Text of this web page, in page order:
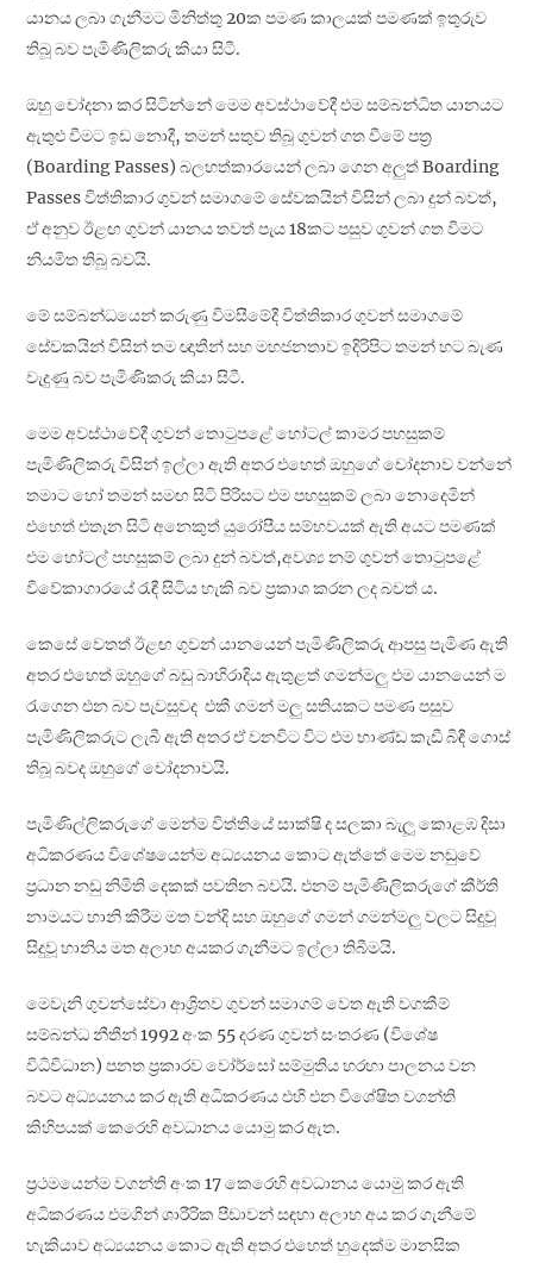
යානය ලබා ගැනීමට මිනිත්තු 20ක පමණ කාලයක් පමණක් ඉතුරුව
තිබූ බව පැමිණිලිකරු කියා සිටී.
ඔහු චෝදනා කර සිටින්නේ මෙම අවස්ථාවේදී එම සම්බන්ධිත යානයට
ඇතුළු වීමට ඉඩ නොදී, තමන් සතුව තිබූ ගුවන් ගත වීමේ පත්‍ර
(Boarding Passes) බලහත්කාරයෙන් ලබා ගෙන අලුත් Boarding
Passes විත්තිකාර ගුවන් සමාගමේ සේවකයින් විසින් ලබා දුන් බවත්,
ඒ අනුව ඊළඟ ගුවන් යානය තවත් පැය 18කට පසුව ගුවන් ගත වීමට
නියමිත තිබූ බවයි.
මේ සම්බන්ධයෙන් කරුණු විමසීමේදී විත්තිකාර ගුවන් සමාගමේ
සේවකයින් විසින් තම ඥාතීන් සහ මහජනතාව ඉදිරිපිට තමන් හට බැණ
වැදුණු බව පැමිණිකරු කියා සිටී.
මෙම අවස්ථාවේදී ගුවන් තොටුපළේ හෝටල් කාමර පහසුකම්
පැමිණිලිකරු විසින් ඉල්ලා ඇති අතර එහෙත් ඔහුගේ චෝදනාව වන්නේ
තමාට හෝ තමන් සමඟ සිටි පිරිසට එම පහසුකම් ලබා නොදෙමින්
එහෙත් එතැන සිටි අනෙකුත් යුරෝපීය සම්භවයක් ඇති අයට පමණක්
එම හෝටල් පහසුකම් ලබා දුන් බවත්,අවශ්‍ය නම් ගුවන් තොටුපළේ
විවේකාගාරයේ රැඳී සිටිය හැකි බව ප්‍රකාශ කරන ලද බවත් ය.
කෙසේ වෙතත් ඊළඟ ගුවන් යානයෙන් පැමිණිලිකරු ආපසු පැමිණ ඇති
අතර එහෙත් ඔහුගේ බඩු බාහිරාදිය ඇතුළත් ගමන්මලු එම යානයෙන් ම
රැගෙන එන බව පැවසුවද එකී ගමන් මලු සතියකට පමණ පසුව
පැමිණිලිකරුට ලැබී ඇති අතර ඒ වනවිට විට එම භාණ්ඩ කැඩී බිඳී ගොස්
තිබූ බවද ඔහුගේ චෝදනාවයි.
පැමිණිල්ලිකරුගේ මෙන්ම විත්තියේ සාක්ෂි ද සලකා බැලූ කොළඹ දිසා
අධිකරණය විශේෂයෙන්ම අධ්‍යයනය කොට ඇත්තේ මෙම නඩුවේ
ප්‍රධාන නඩු නිමිති දෙකක් පවතින බවයි. එනම් පැමිණිලිකරුගේ කීර්ති
නාමයට හානි කිරීම මත වන්දි සහ ඔහුගේ ගමන් ගමන්මලු වලට සිදුවූ
සිදුවූ හානිය මත අලාභ අයකර ගැනීමට ඉල්ලා තිබීමයි.
මෙවැනි ගුවන්සේවා ආශ්‍රිතව ගුවන් සමාගම් වෙත ඇති වගකීම්
සම්බන්ධ නීතීන් 1992 අංක 55 දරණ ගුවන් සංතරණ (විශේෂ
විධිවිධාන) පනත ප්‍රකාරව වෝර්සෝ සම්මුතිය හරහා පාලනය වන
බවට අධ්‍යයනය කර ඇති අධිකරණය එහි එන විශේෂිත වගන්ති
කිහිපයක් කෙරෙහි අවධානය යොමු කර ඇත.
ප්‍රථමයෙන්ම වගන්ති අංක 17 කෙරෙහි අවධානය යොමු කර ඇති
අධිකරණය එමගින් ශාරීරික පීඩාවන් සඳහා අලාභ අය කර ගැනීමේ
හැකියාව අධ්‍යයනය කොට ඇති අතර එහෙත් හුදෙක්ම මානසික